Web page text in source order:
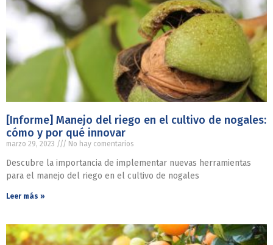
[Informe] Manejo del riego en el cultivo de nogales:
cómo y por qué innovar
marzo 29, 2023 No hay comentarios
Descubre la importancia de implementar nuevas herramientas
para el manejo del riego en el cultivo de nogales
Leer más »